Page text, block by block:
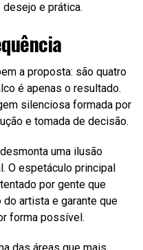
e prática.
a proposta: são quatro
é apenas o resultado.
silenciosa formada por
e tomada de decisão.
uma ilusão
O espetáculo principal
por gente que
artista e garante que
forma possível.